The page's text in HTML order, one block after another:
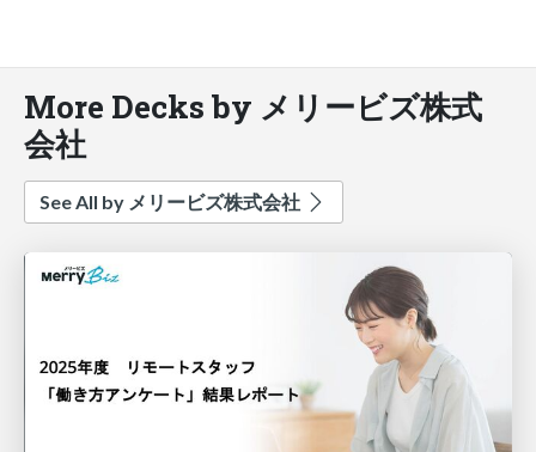
More Decks by メリービズ株式
会社
See All by メリービズ株式会社